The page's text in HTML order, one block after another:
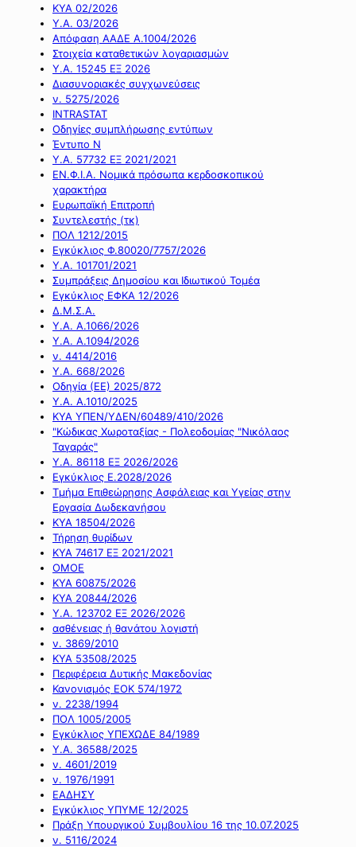
ΚΥΑ 02/2026
Υ.Α. 03/2026
Απόφαση ΑΑΔΕ Α.1004/2026
Στοιχεία καταθετικών λογαριασμών
Υ.Α. 15245 ΕΞ 2026
Διασυνοριακές συγχωνεύσεις
ν. 5275/2026
INTRASTAT
Οδηγίες συμπλήρωσης εντύπων
Έντυπο Ν
Υ.Α. 57732 ΕΞ 2021/2021
ΕΝ.Φ.Ι.Α. Νομικά πρόσωπα κερδοσκοπικού
χαρακτήρα
Ευρωπαϊκή Επιτροπή
Συντελεστής (τκ)
ΠΟΛ 1212/2015
Εγκύκλιος Φ.80020/7757/2026
Υ.Α. 101701/2021
Συμπράξεις Δημοσίου και Ιδιωτικού Τομέα
Εγκύκλιος ΕΦΚΑ 12/2026
Δ.Μ.Σ.Α.
Υ.Α. Α.1066/2026
Υ.Α. Α.1094/2026
ν. 4414/2016
Y.A. 668/2026
Οδηγία (ΕΕ) 2025/872
Υ.Α. Α.1010/2025
ΚΥΑ ΥΠΕΝ/ΥΔΕΝ/60489/410/2026
"Κώδικας Χωροταξίας - Πολεοδομίας "Νικόλαος
Ταγαράς"
Υ.Α. 86118 ΕΞ 2026/2026
Εγκύκλιος Ε.2028/2026
Τμήμα Επιθεώρησης Ασφάλειας και Υγείας στην
Εργασία Δωδεκανήσου
ΚΥΑ 18504/2026
Τήρηση θυρίδων
ΚΥΑ 74617 ΕΞ 2021/2021
ΟΜΟΕ
ΚΥΑ 60875/2026
ΚΥΑ 20844/2026
Υ.Α. 123702 ΕΞ 2026/2026
ασθένειας ή θανάτου λογιστή
ν. 3869/2010
ΚΥΑ 53508/2025
Περιφέρεια Δυτικής Μακεδονίας
Κανονισμός ΕΟΚ 574/1972
ν. 2238/1994
ΠΟΛ 1005/2005
Εγκύκλιος ΥΠΕΧΩΔΕ 84/1989
Υ.Α. 36588/2025
ν. 4601/2019
ν. 1976/1991
ΕΑΔΗΣΥ
Εγκύκλιος ΥΠΥΜΕ 12/2025
Πράξη Υπουργικού Συμβουλίου 16 της 10.07.2025
ν. 5116/2024